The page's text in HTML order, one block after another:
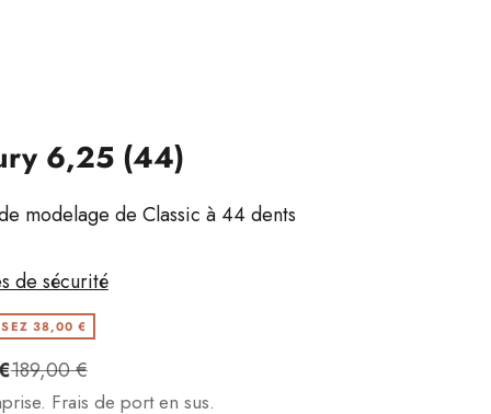
6,25 (44)
modelage de Classic à 44 dents
de sécurité
38,00 €
Regulärer Preis
189,00 €
Frais de port en sus.